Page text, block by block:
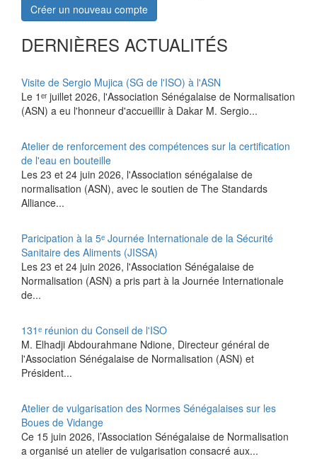
Créer un nouveau compte
DERNIÈRES ACTUALITÉS
Visite de Sergio Mujica (SG de l'ISO) à l'ASN
Le 1ᵉʳ juillet 2026, l'Association Sénégalaise de Normalisation
(ASN) a eu l'honneur d'accueillir à Dakar M. Sergio...
Atelier de renforcement des compétences sur la certification
de l'eau en bouteille
Les 23 et 24 juin 2026, l'Association sénégalaise de
normalisation (ASN), avec le soutien de The Standards
Alliance...
Paricipation à la 5ᵉ Journée Internationale de la Sécurité
Sanitaire des Aliments (JISSA)
‎Les 23 et 24 juin 2026, l'Association Sénégalaise de
Normalisation (ASN) a pris part à la Journée Internationale
de...
131ᵉ réunion du Conseil de l'ISO
M. Elhadji Abdourahmane Ndione, Directeur général de
l'Association Sénégalaise de Normalisation (ASN) et
Président...
Atelier de vulgarisation des Normes Sénégalaises sur les
Boues de Vidange
Ce 15 juin 2026, l’Association Sénégalaise de Normalisation
a organisé un atelier de vulgarisation consacré aux...